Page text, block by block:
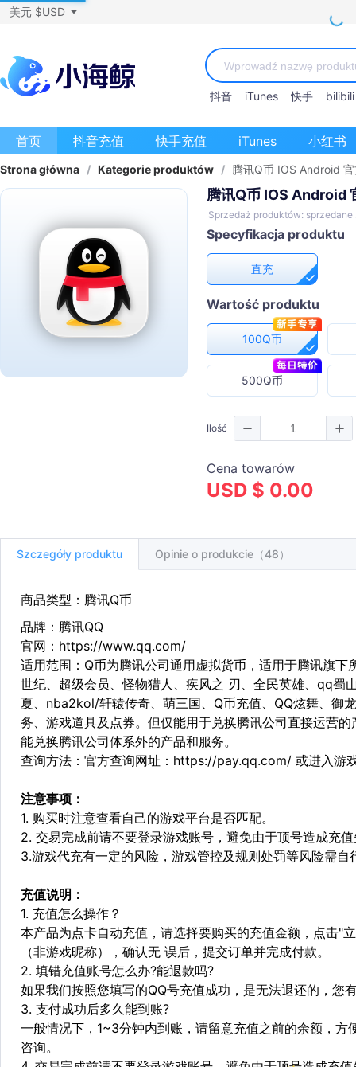
美元 $USD
抖音 iTunes 快手 bilibili
首页 抖音充值 快手充值 iTunes 小红书
Strona główna / Kategorie produktów / 腾讯Q币 IOS Android
腾讯Q币 IOS Android
Sprzedaż produktów: sprzedane
Specyfikacja produktu
直充
Wartość produktu
100Q币
500Q币
Ilość
Cena towarów
USD $ 0.00
Szczegóły produktu Opinie o produkcie（48）
商品类型：腾讯Q币
品牌：腾讯QQ
官网：https://www.qq.com/
适用范围：Q币为腾讯公司通用虚拟货币，适用于腾讯旗
世纪、超级会员、怪物猎人、疾风之 刃、全民英雄、qq蜀
夏、nba2kol/轩辕传奇、萌三国、Q币充值、QQ炫舞、御
务、游戏道具及点券。但仅能用于兑换腾讯公司直接运营
能兑换腾讯公司体系外的产品和服务。
查询方法：官方查询网址：https://pay.qq.com/ 或进入游
注意事项：
1. 购买时注意查看自己的游戏平台是否匹配。
2. 交易完成前请不要登录游戏账号，避免由于顶号造成充
3.游戏代充有一定的风险，游戏管控及规则处罚等风险需自
充值说明：
1. 充值怎么操作？
本产品为点卡自动充值，请选择要购买的充值金额，点击"
（非游戏昵称），确认无 误后，提交订单并完成付款。
2. 填错充值账号怎么办?能退款吗?
如果我们按照您填写的QQ号充值成功，是无法退还的，您
3. 支付成功后多久能到账?
一般情况下，1~3分钟内到账，请留意充值之前的余额，
咨询。